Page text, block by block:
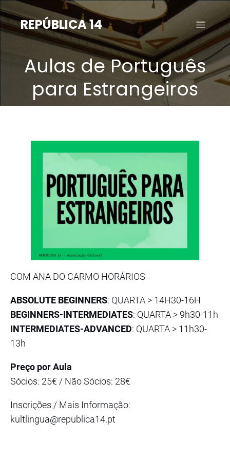
Saltar
para
o
conteúdoREPÚBLICA 14
Aulas de Português
para Estrangeiros
COM ANA DO CARMO HORÁRIOS
ABSOLUTE BEGINNERS: QUARTA > 14H30-16H
BEGINNERS-INTERMEDIATES: QUARTA > 9h30-11h
INTERMEDIATES-ADVANCED: QUARTA > 11h30-
13h
Preço por Aula
Sócios: 25€ / Não Sócios: 28€
Inscrições / Mais Informação:
kultlingua@republica14.pt